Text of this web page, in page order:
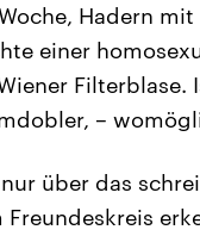
Hadern
einer
–
über das